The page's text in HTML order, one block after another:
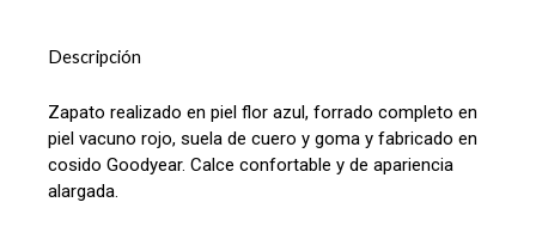
Descripción
Zapato realizado en piel flor azul, forrado completo en
piel vacuno rojo, suela de cuero y goma y fabricado en
cosido Goodyear. Calce confortable y de apariencia
alargada.